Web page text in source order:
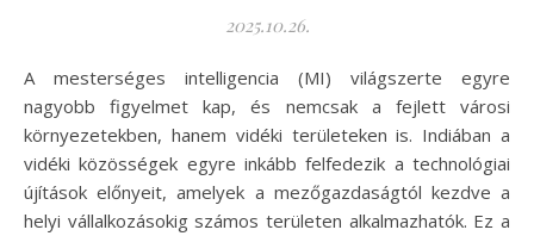
2025.10.26.
A mesterséges intelligencia (MI) világszerte egyre
nagyobb figyelmet kap, és nemcsak a fejlett városi
környezetekben, hanem vidéki területeken is. Indiában a
vidéki közösségek egyre inkább felfedezik a technológiai
újítások előnyeit, amelyek a mezőgazdaságtól kezdve a
helyi vállalkozásokig számos területen alkalmazhatók. Ez a